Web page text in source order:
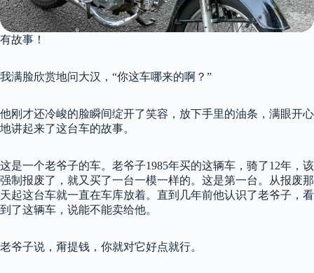
有故事！
我满脸欣赏地问大汉，“你这车哪来的啊？”
他刚才还冷峻的脸瞬间绽开了笑容，放下手里的油条，满眼开心
地讲起来了这台车的故事。
这是一个老爷子的车。老爷子1985年买的这辆车，骑了12年，该
强制报废了，就又买了一台一模一样的。这是第一台。从报废那
天起这台车就一直在车库放着。直到几年前他认识了老爷子，看
到了这辆车，说能不能卖给他。
老爷子说，甭提钱，你就对它好点就行。